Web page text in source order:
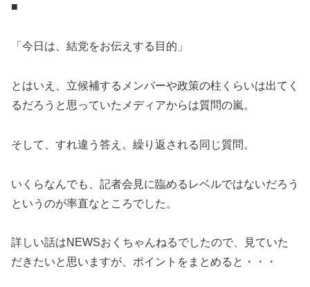
■
「今日は、結党をお伝えする目的」
とはいえ、立候補するメンバーや政策の柱くらいは出てく
るだろうと思っていたメディアからは質問の嵐。
そして、すれ違う答え。繰り返される同じ質問。
いくらなんでも、記者会見に臨めるレベルではないだろう
というのが率直なところでした。
詳しい話はNEWSおくちゃんねるでしたので、見ていた
だきたいと思いますが、ポイントをまとめると・・・